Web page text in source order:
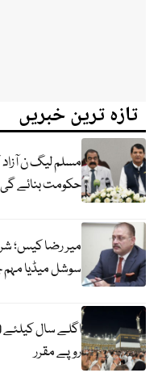
تازہ ترین خبریں
مسلم لیگ ن
حکومت بنائے گی ،
میر رضا کیس؛
سوشل میڈیا مہم
روپے مقرر